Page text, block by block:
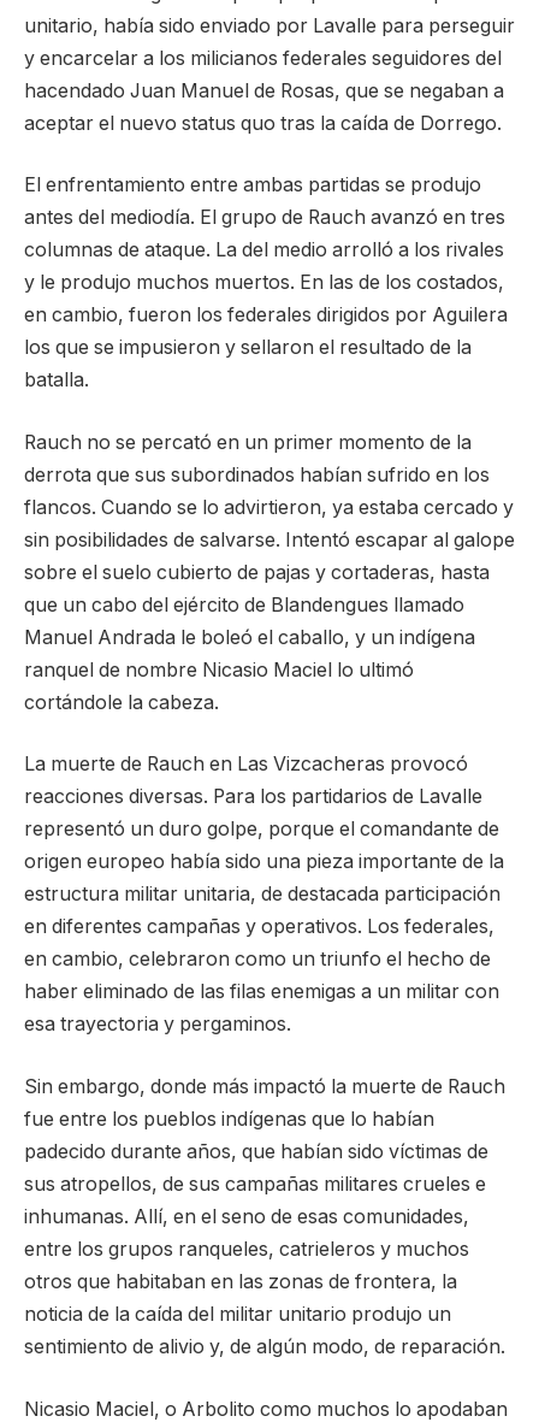
unitario, había sido enviado por Lavalle para perseguir
y encarcelar a los milicianos federales seguidores del
hacendado Juan Manuel de Rosas, que se negaban a
aceptar el nuevo status quo tras la caída de Dorrego.
El enfrentamiento entre ambas partidas se produjo
antes del mediodía. El grupo de Rauch avanzó en tres
columnas de ataque. La del medio arrolló a los rivales
y le produjo muchos muertos. En las de los costados,
en cambio, fueron los federales dirigidos por Aguilera
los que se impusieron y sellaron el resultado de la
batalla.
Rauch no se percató en un primer momento de la
derrota que sus subordinados habían sufrido en los
flancos. Cuando se lo advirtieron, ya estaba cercado y
sin posibilidades de salvarse. Intentó escapar al galope
sobre el suelo cubierto de pajas y cortaderas, hasta
que un cabo del ejército de Blandengues llamado
Manuel Andrada le boleó el caballo, y un indígena
ranquel de nombre Nicasio Maciel lo ultimó
cortándole la cabeza.
La muerte de Rauch en Las Vizcacheras provocó
reacciones diversas. Para los partidarios de Lavalle
representó un duro golpe, porque el comandante de
origen europeo había sido una pieza importante de la
estructura militar unitaria, de destacada participación
en diferentes campañas y operativos. Los federales,
en cambio, celebraron como un triunfo el hecho de
haber eliminado de las filas enemigas a un militar con
esa trayectoria y pergaminos.
Sin embargo, donde más impactó la muerte de Rauch
fue entre los pueblos indígenas que lo habían
padecido durante años, que habían sido víctimas de
sus atropellos, de sus campañas militares crueles e
inhumanas. Allí, en el seno de esas comunidades,
entre los grupos ranqueles, catrieleros y muchos
otros que habitaban en las zonas de frontera, la
noticia de la caída del militar unitario produjo un
sentimiento de alivio y, de algún modo, de reparación.
Nicasio Maciel, o Arbolito como muchos lo apodaban